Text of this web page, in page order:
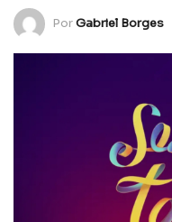
PorGabriel Borges